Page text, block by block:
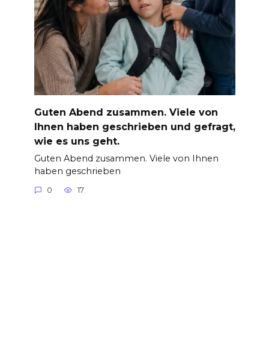
Guten Abend zusammen. Viele von
Ihnen haben geschrieben und gefragt,
wie es uns geht.
Guten Abend zusammen. Viele von Ihnen
haben geschrieben
0 17